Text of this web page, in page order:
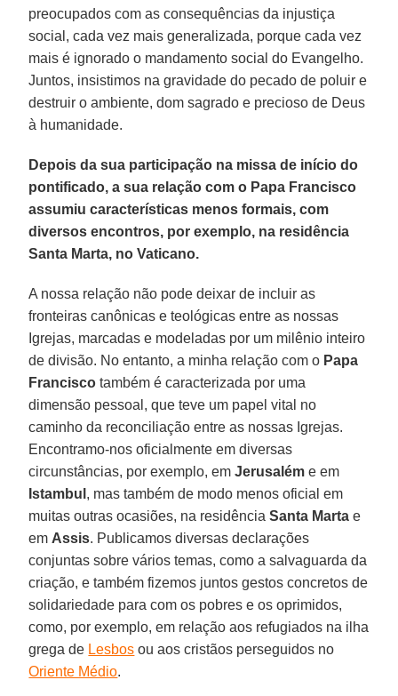
preocupados com as consequências da injustiça
social, cada vez mais generalizada, porque cada vez
mais é ignorado o mandamento social do Evangelho.
Juntos, insistimos na gravidade do pecado de poluir e
destruir o ambiente, dom sagrado e precioso de Deus
à humanidade.
Depois da sua participação na missa de início do
pontificado, a sua relação com o Papa Francisco
assumiu características menos formais, com
diversos encontros, por exemplo, na residência
Santa Marta, no Vaticano.
A nossa relação não pode deixar de incluir as
fronteiras canônicas e teológicas entre as nossas
Igrejas, marcadas e modeladas por um milênio inteiro
de divisão. No entanto, a minha relação com o Papa
Francisco também é caracterizada por uma
dimensão pessoal, que teve um papel vital no
caminho da reconciliação entre as nossas Igrejas.
Encontramo-nos oficialmente em diversas
circunstâncias, por exemplo, emJerusalém e em
Istambul , mas também de modo menos oficial em
muitas outras ocasiões, na residênciaSanta Marta e
em Assis. Publicamos diversas declarações
conjuntas sobre vários temas, como a salvaguarda da
criação, e também fizemos juntos gestos concretos de
solidariedade para com os pobres e os oprimidos,
como, por exemplo, em relação aos refugiados na ilha
grega de Lesbos ou aos cristãos perseguidos no
Oriente Médio.